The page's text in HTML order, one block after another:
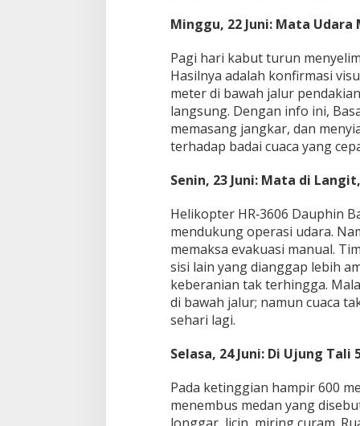
Minggu, 22 Juni: Mata
Pagi hari kabut turun
Hasilnya adalah konfirmasi
meter di bawah jalur
langsung. Dengan info ini,
memasang jangkar, dan
terhadap badai cuaca yang
Senin, 23 Juni: Mata di
Helikopter HR‑3606 Dauphin
mendukung operasi udara.
memaksa evakuasi manual.
sisi lain yang dianggap lebih
keberanian tak terhingga.
di bawah jalur; namun cuaca
sehari lagi.
Selasa, 24 Juni: Di Ujung Tali
Pada ketinggian hampir 600
menembus medan yang